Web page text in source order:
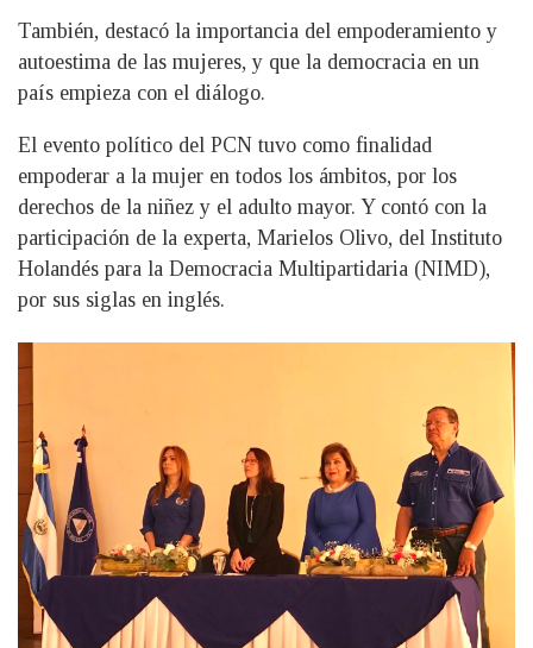
También, destacó la importancia del empoderamiento y
autoestima de las mujeres, y que la democracia en un
país empieza con el diálogo.
El evento político del PCN tuvo como finalidad
empoderar a la mujer en todos los ámbitos, por los
derechos de la niñez y el adulto mayor. Y contó con la
participación de la experta, Marielos Olivo, del Instituto
Holandés para la Democracia Multipartidaria (NIMD),
por sus siglas en inglés.